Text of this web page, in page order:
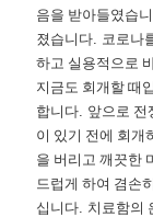
음을 받아들였습
졌습니다. 코로나
하고 실용적으로
지금도 회개할 때
합니다. 앞으로 전
이 있기 전에 회개
을 버리고 깨끗한
드럽게 하여 겸손
십니다. 치료함의